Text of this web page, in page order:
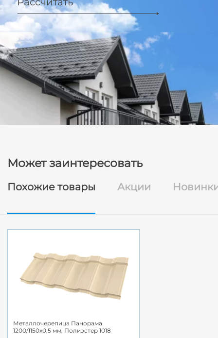
Может заинтересовать
Похожие товары Акции
Металлочерепица Панорама
1200/1150x0,5 мм, Полиэстер 1018